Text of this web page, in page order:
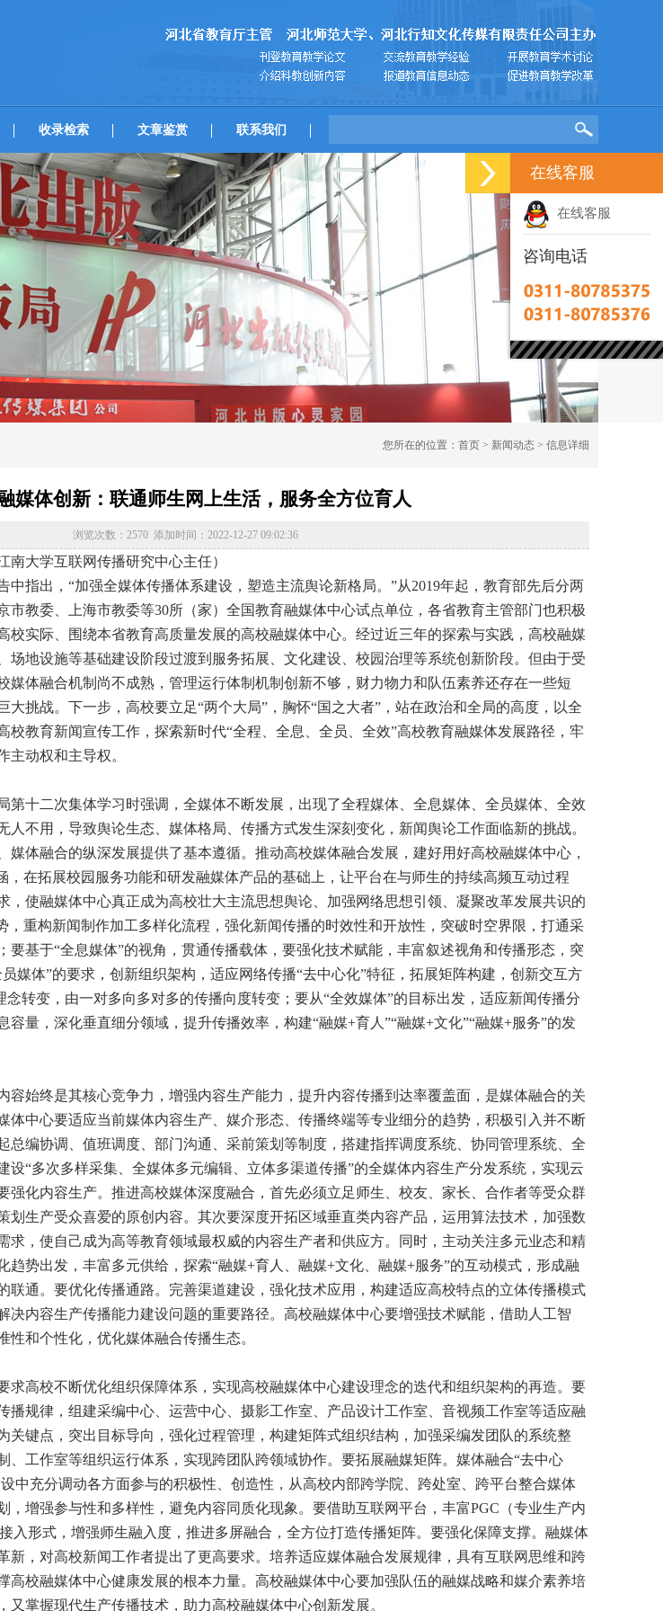
收录检索 文章鉴赏 联系我们
您所在的位置： 首页 > 新闻动态 > 信息详细
媒体创新：联通师生网上生活，服务全方位育人
浏览次数：2570 添加时间：2022-12-27 09:02:36
大学互联网传播研究中心主任）
指出，“加强全媒体传播体系建设，塑造主流舆论新格局。”从2019年起，教育部先后分两
市教委、上海市教委等30所（家）全国教育融媒体中心试点单位，各省教育主管部门也积极
校实际、围绕本省教育高质量发展的高校融媒体中心。经过近三年的探索与实践，高校融媒
场地设施等基础建设阶段过渡到服务拓展、文化建设、校园治理等系统创新阶段。但由于受
媒体融合机制尚不成熟，管理运行体制机制创新不够，财力物力和队伍素养还存在一些短
大挑战。下一步，高校要立足“两个大局”，胸怀“国之大者”，站在政治和全局的高度，以全
校教育新闻宣传工作，探索新时代“全程、全息、全员、全效”高校教育融媒体发展路径，牢
主动权和主导权。
十二次集体学习时强调，全媒体不断发展，出现了全程媒体、全息媒体、全员媒体、全效
人不用，导致舆论生态、媒体格局、传播方式发生深刻变化，新闻舆论工作面临新的挑战。
媒体融合的纵深发展提供了基本遵循。推动高校媒体融合发展，建好用好高校融媒体中心，
，在拓展校园服务功能和研发融媒体产品的基础上，让平台在与师生的持续高频互动过程
，使融媒体中心真正成为高校壮大主流思想舆论、加强网络思想引领、凝聚改革发展共识的
，重构新闻制作加工多样化流程，强化新闻传播的时效性和开放性，突破时空界限，打通采
要基于“全息媒体”的视角，贯通传播载体，要强化技术赋能，丰富叙述视角和传播形态，突
媒体”的要求，创新组织架构，适应网络传播“去中心化”特征，拓展矩阵构建，创新交互方
念转变，由一对多向多对多的传播向度转变；要从“全效媒体”的目标出发，适应新闻传播分
量，深化垂直细分领域，提升传播效率，构建“融媒+育人”“融媒+文化”“融媒+服务”的发
始终是其核心竞争力，增强内容生产能力，提升内容传播到达率覆盖面，是媒体融合的关
体中心要适应当前媒体内容生产、媒介形态、传播终端等专业细分的趋势，积极引入并不断
总编协调、值班调度、部门沟通、采前策划等制度，搭建指挥调度系统、协同管理系统、全
设“多次多样采集、全媒体多元编辑、立体多渠道传播”的全媒体内容生产分发系统，实现云
强化内容生产。推进高校媒体深度融合，首先必须立足师生、校友、家长、合作者等受众群
划生产受众喜爱的原创内容。其次要深度开拓区域垂直类内容产品，运用算法技术，加强数
求，使自己成为高等教育领域最权威的内容生产者和供应方。同时，主动关注多元业态和精
趋势出发，丰富多元供给，探索“融媒+育人、融媒+文化、融媒+服务”的互动模式，形成融
联通。要优化传播通路。完善渠道建设，强化技术应用，构建适应高校特点的立体传播模式
决内容生产传播能力建设问题的重要路径。高校融媒体中心要增强技术赋能，借助人工智
和个性化，优化媒体融合传播生态。
高校不断优化组织保障体系，实现高校融媒体中心建设理念的迭代和组织架构的再造。要
播规律，组建采编中心、运营中心、摄影工作室、产品设计工作室、音视频工作室等适应融
关键点，突出目标导向，强化过程管理，构建矩阵式组织结构，加强采编发团队的系统整
、工作室等组织运行体系，实现跨团队跨领域协作。要拓展融媒矩阵。媒体融合“去中心
中充分调动各方面参与的积极性、创造性，从高校内部跨学院、跨处室、跨平台整合媒体
，增强参与性和多样性，避免内容同质化现象。要借助互联网平台，丰富PGC（专业生产内
入形式，增强师生融入度，推进多屏融合，全方位打造传播矩阵。要强化保障支撑。融媒体
新，对高校新闻工作者提出了更高要求。培养适应媒体融合发展规律，具有互联网思维和跨
高校融媒体中心健康发展的根本力量。高校融媒体中心要加强队伍的融媒战略和媒介素养培
又掌握现代生产传播技术，助力高校融媒体中心创新发展。
在线客服
在线客服
咨询电话